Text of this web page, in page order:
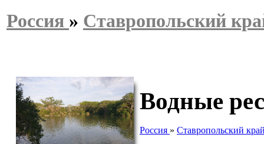
Россия » Ставропольский
Водные
Россия » Ставропольский